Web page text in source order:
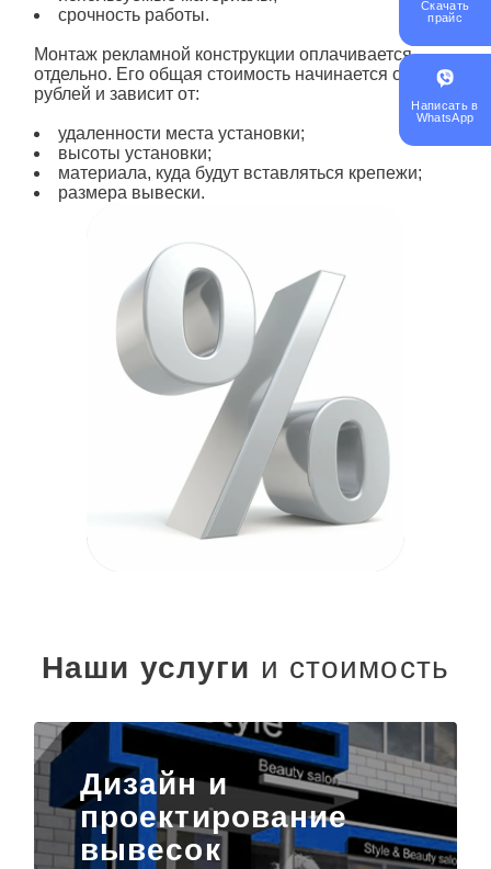
срочность работы.
Монтаж рекламной конструкции оплачивается
отдельно. Его общая стоимость начинается от 7000
рублей и зависит от:
удаленности места установки;
высоты установки;
материала, куда будут вставляться крепежи;
размера вывески.
Наши услуги и стоимость
Дизайн и
проектирование
вывесок
Скачать
прайс
Написать в
WhatsApp